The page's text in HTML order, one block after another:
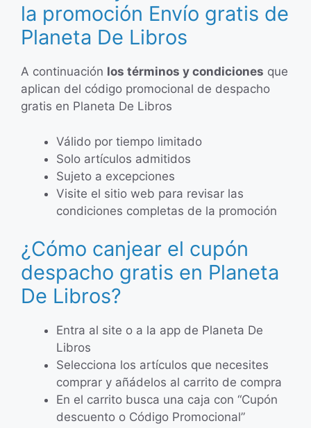
la promoción Envío gratis de
Planeta De Libros
A continuación los términos y condiciones que
aplican del código promocional de despacho
gratis en Planeta De Libros
Válido por tiempo limitado
Solo artículos admitidos
Sujeto a excepciones
Visite el sitio web para revisar las
condiciones completas de la promoción
¿Cómo canjear el cupón
despacho gratis en Planeta
De Libros?
Entra al site o a la app de Planeta De
Libros
Selecciona los artículos que necesites
comprar y añádelos al carrito de compra
En el carrito busca una caja con “Cupón
descuento o Código Promocional”